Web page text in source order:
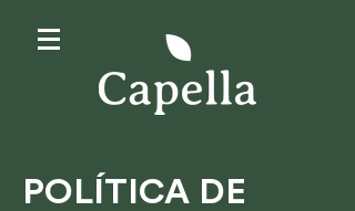
POLÍTICA DE